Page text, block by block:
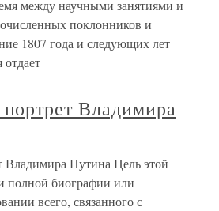
между научными занятиями и
поклонников и
1807 года и следующих лет
Владимира
Владимира Путина Цель этой
полной биографии или
всего, связанного с